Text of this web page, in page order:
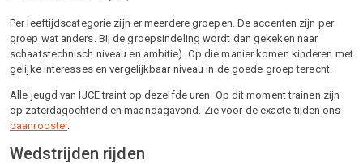
Per leeftijdscategorie zijn er meerdere groepen. De accenten zijn per
groep wat anders. Bij de groepsindeling wordt dan gekeken naar
schaatstechnisch niveau en ambitie). Op die manier komen kinderen met
gelijke interesses en vergelijkbaar niveau in de goede groep terecht.
Alle jeugd van IJCE traint op dezelfde uren. Op dit moment trainen zijn
op zaterdagochtend en maandagavond. Zie voor de exacte tijden ons
baanrooster.
Wedstrijden rijden